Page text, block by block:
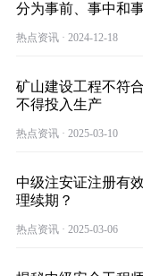
分为事前、事中和
热点资讯 · 2024-12-18
矿山建设工程不符
不得投入生产
热点资讯 · 2025-03-10
中级注安证注册有
理续期？
热点资讯 · 2025-03-06